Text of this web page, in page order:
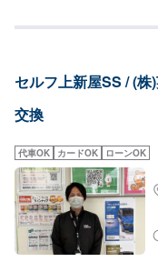
セルフ上新屋SS / (
交換
代車OK カードOK ローンOK